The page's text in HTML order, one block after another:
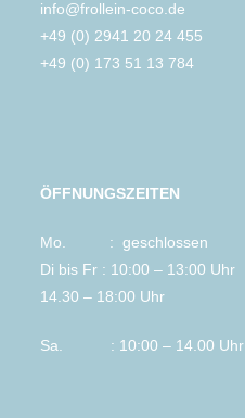
info@frollein-coco.de
+49 (0) 2941 20 24 455
+49 (0) 173 51 13 784
ÖFFNUNGSZEITEN
Mo. : geschlossen
Di bis Fr : 10:00 – 13:00 Uhr
14.30 – 18:00 Uhr
Sa. : 10:00 – 14.00 Uhr